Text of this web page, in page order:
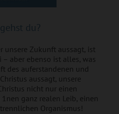
du?
unsere Zukunft aussagt, ist
– aber ebenso ist alles, was
des auferstandenen und
aussagt, unsere
nicht nur einen
ganz realen Leib, einen
Organismus!